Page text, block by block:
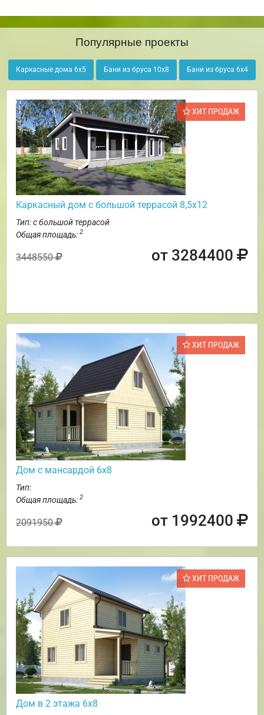
Популярные проекты
Каркасные дома 6х5 Бани из бруса 10х8 Бани из бруса 6х4
ХИТ ПРОДАЖ
Каркасный дом с большой террасой 8,5х12
Тип: с большой террасой
Общая площадь: 2
3448550 от 3284400
ХИТ ПРОДАЖ
Дом с мансардой 6х8
Тип:
Общая площадь: 2
2091950 от 1992400
ХИТ ПРОДАЖ
Дом в 2 этажа 6х8